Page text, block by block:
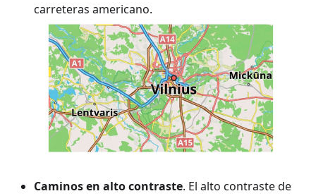
carreteras americano.
Caminos en alto contraste. El alto contraste de